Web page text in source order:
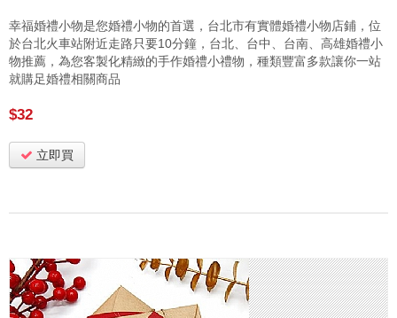
幸福婚禮小物是您婚禮小物的首選，台北市有實體婚禮小物店鋪，位
於台北火車站附近走路只要10分鐘，台北、台中、台南、高雄婚禮小
物推薦，為您客製化精緻的手作婚禮小禮物，種類豐富多款讓你一站
就購足婚禮相關商品
$32
立即買